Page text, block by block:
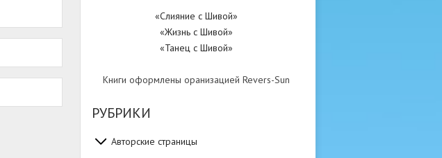
«Слияние с Шивой»
«Жизнь с Шивой»
«Танец с Шивой»
Книги оформлены оранизацией Revers-Sun
РУБРИКИ
Авторские страницы